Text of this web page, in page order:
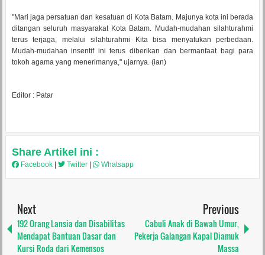
"Mari jaga persatuan dan kesatuan di Kota Batam. Majunya kota ini berada
ditangan seluruh masyarakat Kota Batam. Mudah-mudahan silahturahmi
terus terjaga, melalui silahturahmi Kita bisa menyatukan perbedaan.
Mudah-mudahan insentif ini terus diberikan dan bermanfaat bagi para
tokoh agama yang menerimanya," ujarnya. (ian)
Editor : Patar
Share Artikel ini :
Facebook Twitter Whatsapp
Next
192 Orang Lansia dan Disabilitas
Mendapat Bantuan Dasar dan
Kursi Roda dari Kemensos
Previous
Cabuli Anak di Bawah Umur,
Pekerja Galangan Kapal Diamuk
Massa